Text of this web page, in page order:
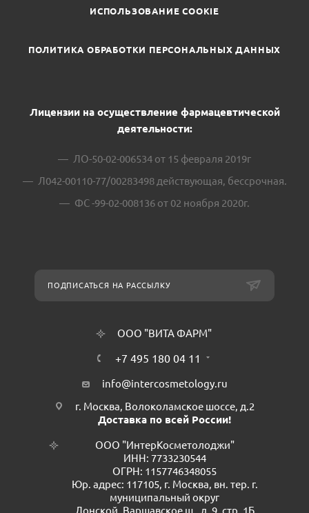
ИСПОЛЬЗОВАНИЕ COOKIE
ПОЛИТИКА ОБРАБОТКИ ПЕРСОНАЛЬНЫХ ДАННЫХ
Лицензии на осуществление фармацевтической
деятельности:
ЛО-50-02-006534 от 15 февраля 2019г
Л042-00110-77/00283498 действующая, бессрочная.
ФС -99-02-008136 от 02 ноября 2020г.
ПОДПИСАТЬСЯ НА РАССЫЛКУ
ООО "ВИТА ФАРМ"
+7 495 180 04 11
info@intercosmetology.ru
г. Москва, Волоколамское шоссе, д.2
Доставка по всей России!
ООО "ИнтерКосметолоджи"
ИНН: 7733230544
ОГРН: 1157746348055
Юр. адрес: 117105, г. Москва, вн. тер. г.
муниципальный округ
Донской, Варшавское ш., д. 9, стр. 1Б